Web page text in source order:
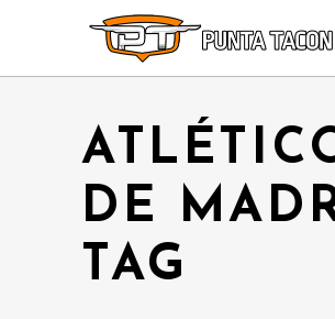
DE
TAG